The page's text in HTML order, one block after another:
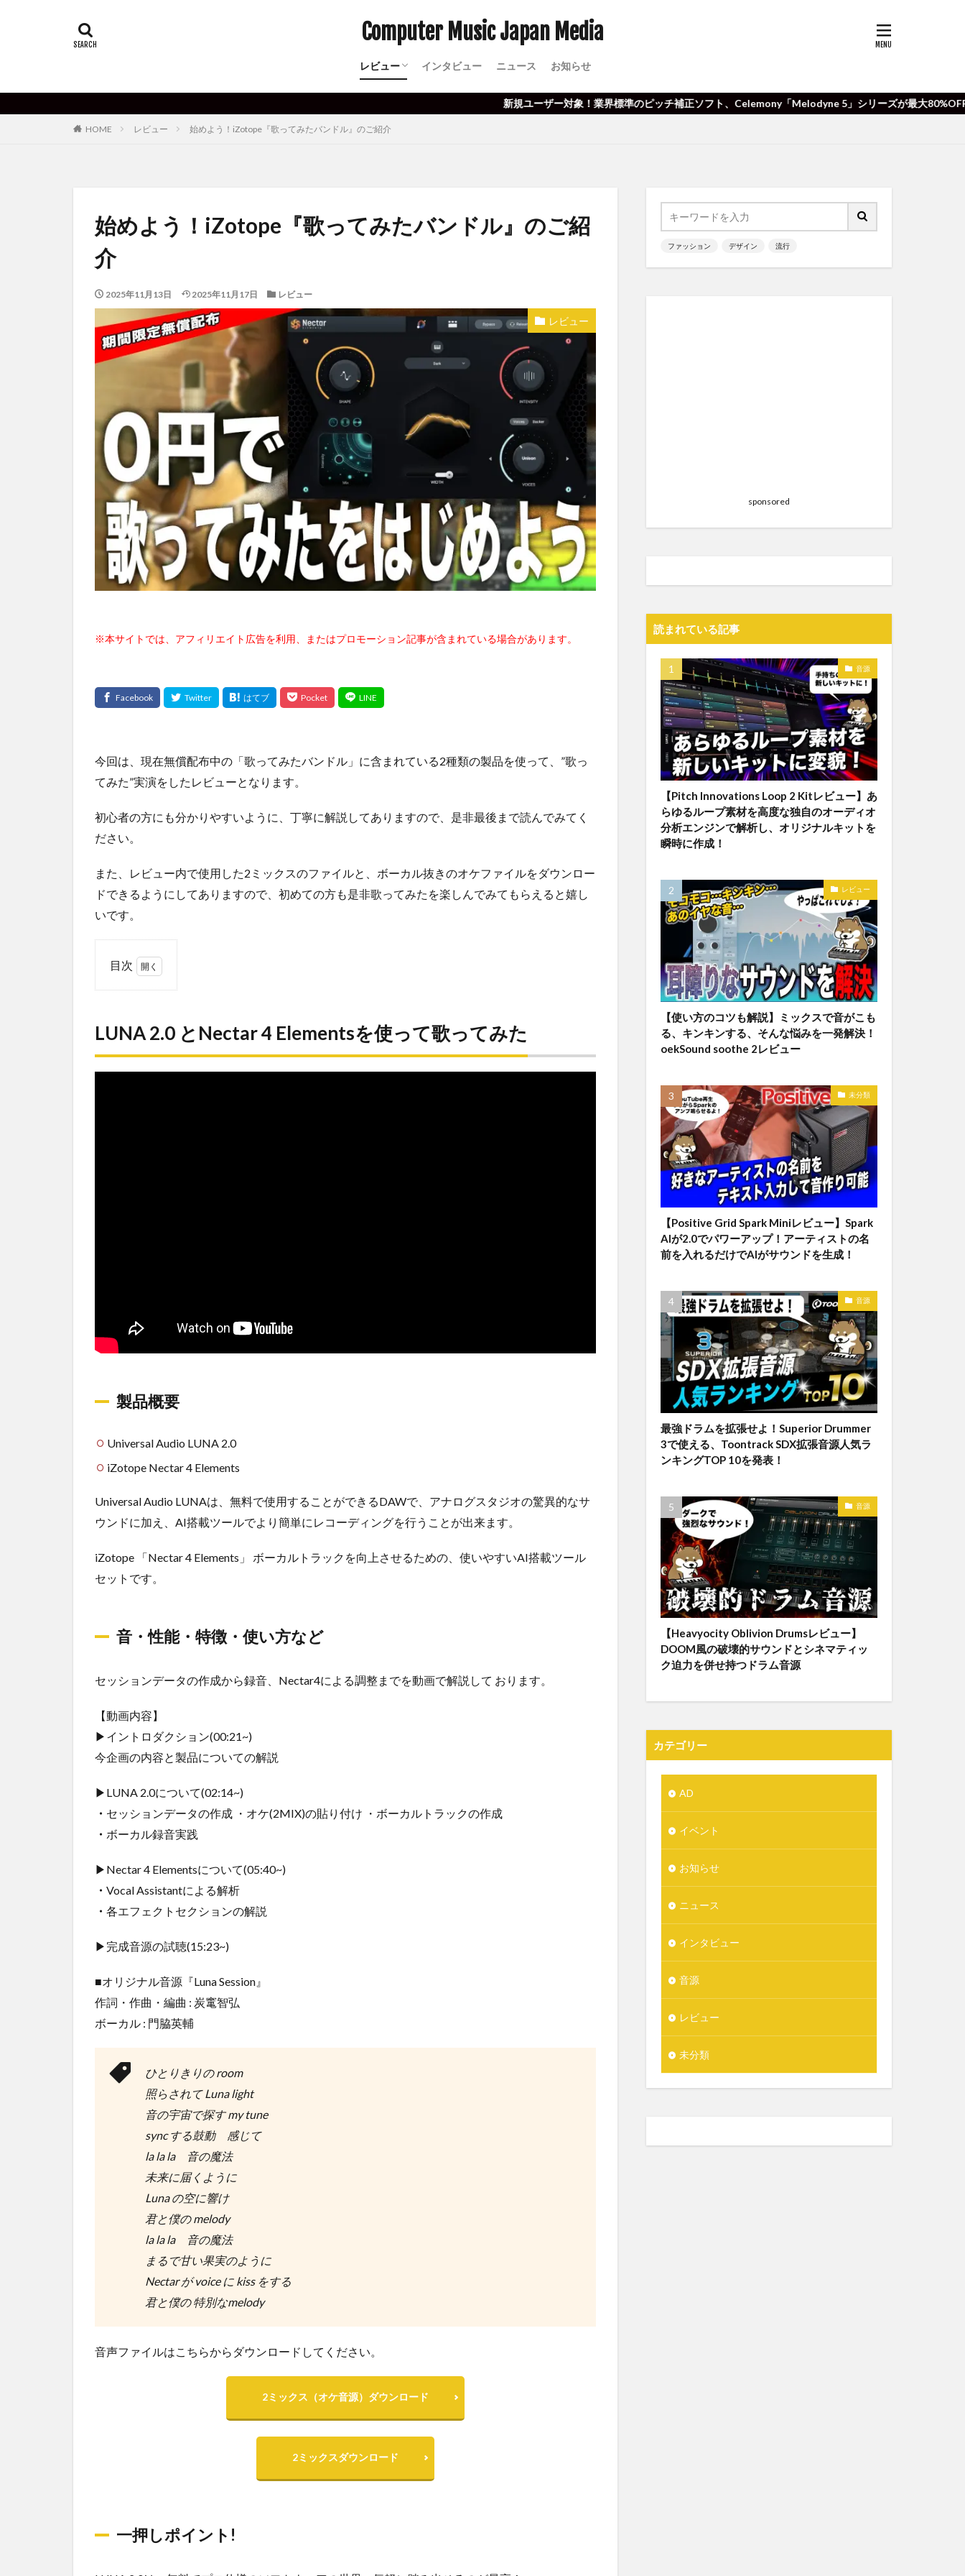
Computer Music Japan Media
レビュー
イベント
インタビュー ニュース お知らせ
新規ユーザー対象！業界標準のピッチ補正ソフト、Celemony「Melodyne 5」シリーズが最大80%OFF！
HOME レビュー 始めよう！iZotope『歌ってみたバンドル』のご紹介
始めよう！iZotope『歌ってみたバンドル』のご紹
介
2025年11月13日 2025年11月17日 レビュー
レビュー
※本サイトでは、アフィリエイト広告を利用、またはプロモーション記事が含まれている場合があります。
今回は、現在無償配布中の「歌ってみたバンドル」に含まれている2種類の製品を使って、”歌っ
てみた”実演をしたレビューとなります。
初心者の方にも分かりやすいように、丁寧に解説してありますので、是非最後まで読んでみてく
ださい。
また、レビュー内で使用した2ミックスのファイルと、ボーカル抜きのオケファイルをダウンロー
ドできるようにしてありますので、初めての方も是非歌ってみたを楽しんでみてもらえると嬉し
いです。
目次
1.3
一押
しポ
1.4
して
いポ
ト
2
と
LUNA 2.0 とNectar 4 Elementsを使って歌ってみた
製品概要
Universal Audio LUNA 2.0
iZotope Nectar 4 Elements
Universal Audio LUNAは、無料で使用することができるDAWで、アナログスタジオの驚異的なサ
ウンドに加え、AI搭載ツールでより簡単にレコーディングを行うことが出来ます。
iZotope 「Nectar 4 Elements」 ボーカルトラックを向上させるための、使いやすいAI搭載ツール
セットです。
音・性能・特徴・使い方など
セッションデータの作成から録音、Nectar4による調整までを動画で解説して おります。
【動画内容】
▶イントロダクション(00:21~)
今企画の内容と製品についての解説
▶LUNA 2.0について(02:14~)
・ セッションデータの作成 ・オケ(2MIX)の貼り付け ・ボーカルトラックの作成
・ ボーカル録音実践
▶Nectar 4 Elementsについて(05:40~)
・ Vocal Assistantによる解析
・ 各エフェクトセクションの解説
▶完成音源の試聴(15:23~)
■オリジナル音源『Luna Session』
作詞・作曲・編曲 : 炭竃智弘
ボーカル : 門脇英輔
ひとりきりの room
照らされて Luna light
音の宇宙で探す my tune
sync する鼓動 感じて
la la la 音の魔法
未来に届くように
Luna の空に響け
君と僕の melody
la la la 音の魔法
まるで甘い果実のように
Nectar が voice に kiss をする
君と僕の 特別なmelody
音声ファイルはこちらからダウンロードしてください。
2ミックス（オケ音源）ダウンロード
2ミックスダウンロード
一押しポイント!
ファッション デザイン 流行
sponsored
読まれている記事
音源
【Pitch Innovations Loop 2 Kitレビュー】あ
らゆるループ素材を高度な独自のオーディオ
分析エンジンで解析し、オリジナルキットを
瞬時に作成！
レビュー
【使い方のコツも解説】ミックスで音がこも
る、キンキンする、そんな悩みを一発解決！
oekSound soothe 2レビュー
未分類
【Positive Grid Spark Miniレビュー】Spark
AIが2.0でパワーアップ！アーティストの名
前を入れるだけでAIがサウンドを生成！
音源
最強ドラムを拡張せよ！Superior Drummer
3で使える、Toontrack SDX拡張音源人気ラ
ンキングTOP 10を発表！
音源
【Heavyocity Oblivion Drumsレビュー】
DOOM風の破壊的サウンドとシネマティッ
ク迫力を併せ持つドラム音源
カテゴリー
AD
イベント
お知らせ
ニュース
インタビュー
音源
レビュー
未分類